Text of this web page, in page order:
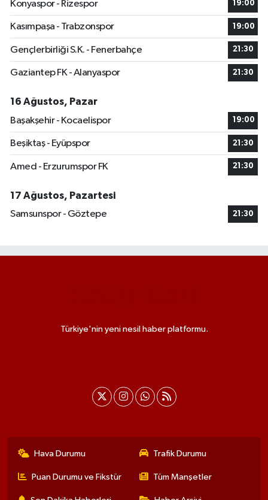
Konyaspor - Rizespor
19:00
Kasımpaşa - Trabzonspor 19:00
Gençlerbirliği S.K. - Fenerbahçe 21:30
Gaziantep FK - Alanyaspor 21:30
16 Ağustos, Pazar
Başakşehir - Kocaelispor
19:00
Beşiktaş - Eyüpspor 21:30
Amed - Erzurumspor FK 21:30
17 Ağustos, Pazartesi
Samsunspor - Göztepe
21:30
Türkiye'nin yeni nesil haber platformu.
Hava Durumu Trafik Durumu
Puan Durumu ve Fikstür Tüm Manşetler